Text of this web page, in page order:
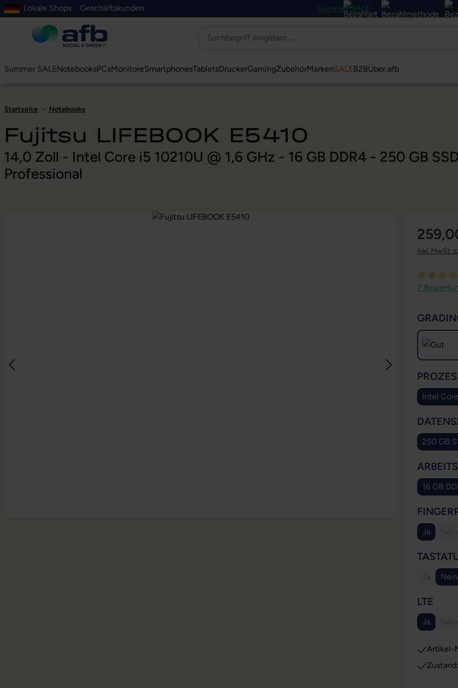
springen
Suche springen
Zur Hauptnavigation springen
Zur Navigation der B2B-Plattform springen
Lokale Shops Geschäftskunden Summer SALE
Summer SALENotebooksPCsMonitoreSmartphonesTabletsDruckerGamingZubehörMarkenSALEB2BÜber afb
Startseite - Notebooks
Fujitsu LIFEBOOK E5410
14,0 Zoll - Intel Core i5 10210U @ 1,6 GHz - 16 GB DDR4 - 250 GB
Professional
inkl. MwSt.
7
Intel
250 GB
16 GB
Ja
(Diese
Nein
LTE
Ja
Artikel-